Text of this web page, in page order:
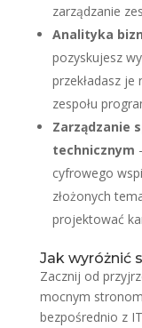
zarządzanie
Analityka
pozyskujesz
przekładasz
zespołu
Zarządzanie
technicznym
cyfrowego
złożonych
projektować
Jak wyróżnić
Zacznij od
mocnym
bezpośrednio z